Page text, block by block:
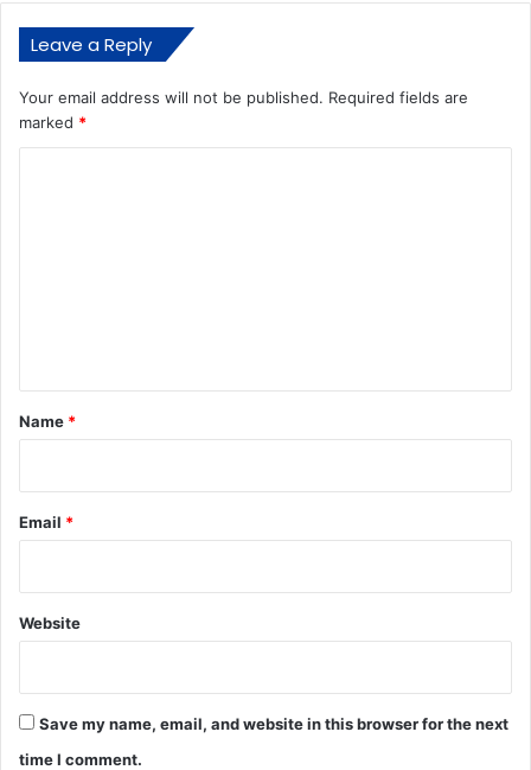
Leave a Reply
Your email address will not be published. Required fields are
marked *
*
Name *
Email *
Website
Save my name, email, and website in this browser for the next
time I comment.